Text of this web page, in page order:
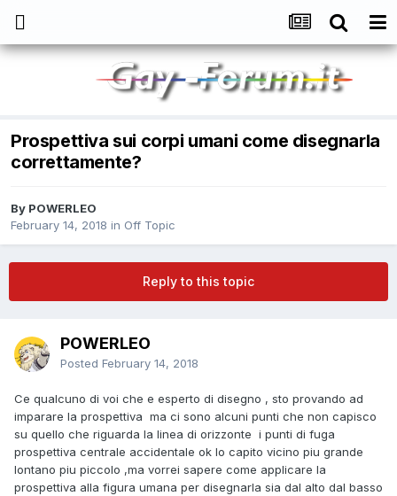
Prospettiva sui corpi umani come disegnarla
correttamente?
By POWERLEO
February 14, 2018 in Off Topic
Reply to this topic
POWERLEO
Posted February 14, 2018
Ce qualcuno di voi che e esperto di disegno , sto provando ad
imparare la prospettiva ma ci sono alcuni punti che non capisco
su quello che riguarda la linea di orizzonte i punti di fuga
prospettiva centrale accidentale ok lo capito vicino piu grande
lontano piu piccolo ,ma vorrei sapere come applicare la
prospettiva alla figura umana per disegnarla sia dal alto dal basso